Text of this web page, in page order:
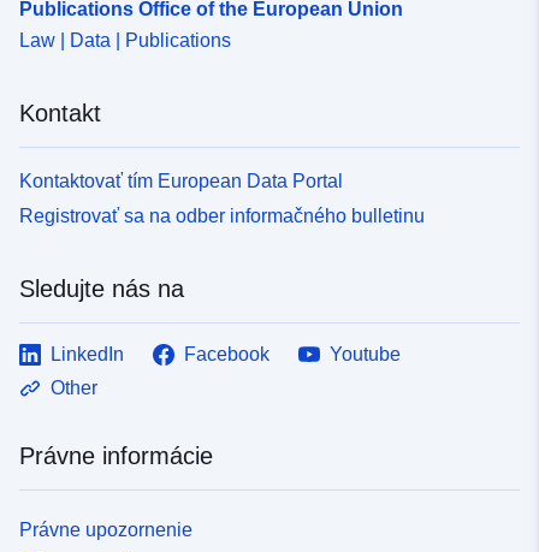
Publications Office of the European Union
Law | Data | Publications
Kontakt
Kontaktovať tím European Data Portal
Registrovať sa na odber informačného bulletinu
Sledujte nás na
LinkedIn Facebook
Youtube
Other
Právne informácie
Právne upozornenie